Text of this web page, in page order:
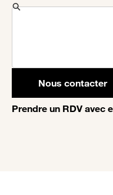
Nous contacter
Prendre un RDV avec